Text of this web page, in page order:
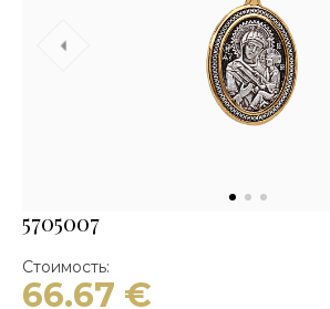
5705007
Стоимость:
66.67 €